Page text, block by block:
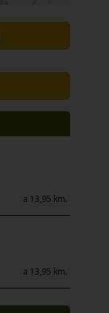
a 13,95 km.
a 13,95 km.